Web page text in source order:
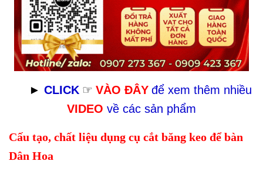
► CLICK ☞ VÀO ĐÂY để xem thêm nhiều
VIDEO về các sản phẩm
Cấu tạo, chất liệu dụng cụ cắt băng keo để bàn
Dân Hoa